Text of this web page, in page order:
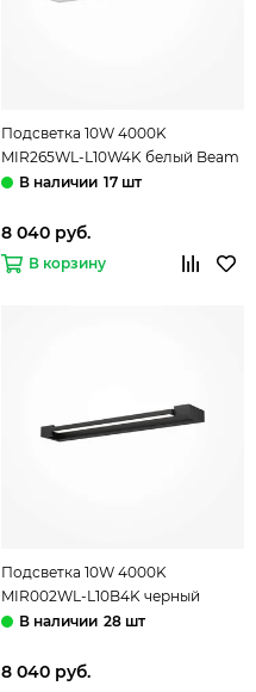
Подсветка 10W 4000K
MIR265WL-L10W4K белый Beam
Mirror Maytoni17 шт
8 040 руб.
В корзину
Подсветка 10W 4000K
MIR002WL-L10B4K черный
Beam Mirror Maytoni
28 шт
8 040 руб.